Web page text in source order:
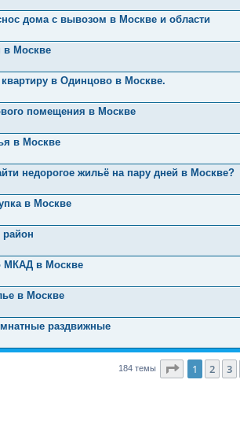
дома с вывозом в Москве и области
в Москве
в Одинцово в Москве.
помещения в Москве
в Москве
недорогое жильё на пару дней в Москве?
в Москве
район
МКАД в Москве
в Москве
раздвижные
184 темы Страница
1 2 3